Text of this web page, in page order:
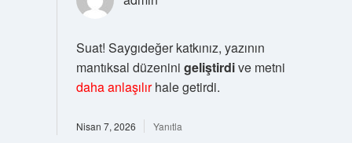
Suat! Saygıdeğer katkınız, yazının
mantıksal düzenini geliştirdive metni
daha anlaşılırhale getirdi.
Nisan 7, 2026 Yanıtla